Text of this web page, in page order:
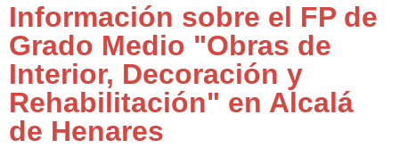
Información sobre el FP de
Grado Medio "Obras de
Interior, Decoración y
Rehabilitación" en Alcalá
de Henares